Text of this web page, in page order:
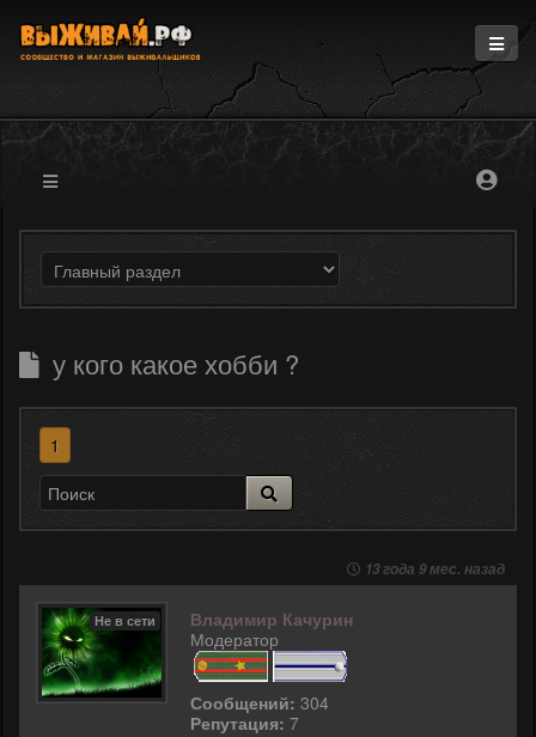
Информация
Магазин
Форум
у кого какое хобби ?
1
13 года 9 мес. назад
Не в сети
Владимир Качурин
Модератор
Сообщений: 304
Репутация: 7